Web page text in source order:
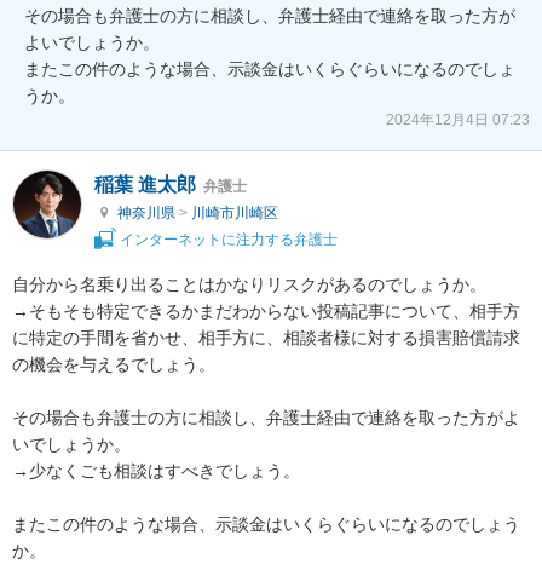
その場合も弁護士の方に相談し、弁護士経由で連絡を取った方が
よいでしょうか。
またこの件のような場合、示談金はいくらぐらいになるのでしょ
うか。
2024年12月4日 07:23
稲葉 進太郎 弁護士
神奈川県 > 川崎市川崎区
インターネットに注力する弁護士
自分から名乗り出ることはかなりリスクがあるのでしょうか。
→そもそも特定できるかまだわからない投稿記事について、相手方
に特定の手間を省かせ、相手方に、相談者様に対する損害賠償請求
の機会を与えるでしょう。
その場合も弁護士の方に相談し、弁護士経由で連絡を取った方がよ
いでしょうか。
→少なくごも相談はすべきでしょう。
またこの件のような場合、示談金はいくらぐらいになるのでしょう
か。